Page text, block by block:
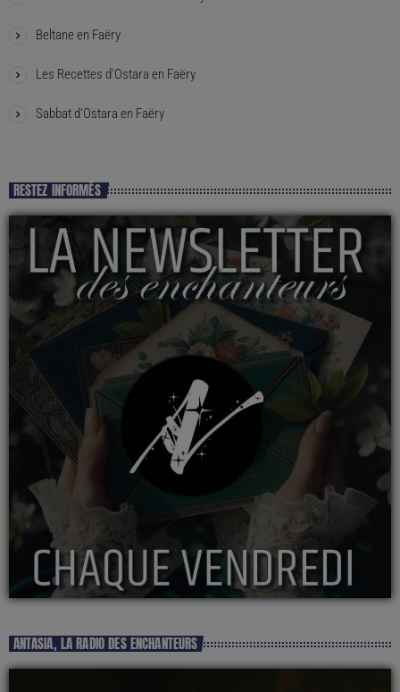
Beltane en Faëry
Les Recettes d’Ostara en Faëry
Sabbat d’Ostara en Faëry
RESTEZ INFORMÉS
ANTASIA, LA RADIO DES ENCHANTEURS